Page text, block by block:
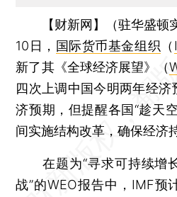
【财新网】（驻华盛顿
10日， 国际货币基金组织 （
新了其《全球经济展望》（
四次上调中国今明两年经
济预期，但提醒各国“趁天
间实施结构改革，确保经济
在题为“寻求可持续增
战”的WEO报告中，IMF预